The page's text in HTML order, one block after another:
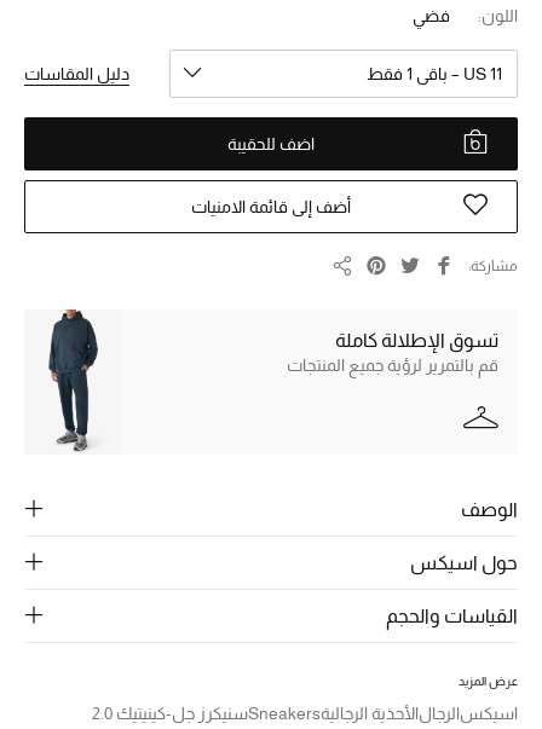
ما وصلنا حديثاً
الموسم الجديد
النساء
الرجال
الجمال
جديد لدينا
نسوقوا أحدث ما وصلنا
اللون: فضي
US 11 – باقي 1 فقط دليل المقاسات
اضف للحقيبة
أضف إلى قائمة الامنيات
مشاركة
تسوق الإطلالة كاملة
قم بالتمرير لرؤية جميع المنتجات
الوصف
حول اسيكس
القياسات والحجم
عرض المزيد
اسيكسالرجالالأحذية الرجاليةSneakersسنيكرز جل-كينيتيك 2.0